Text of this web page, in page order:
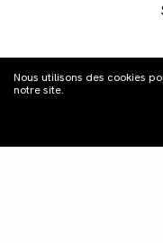
Nous utilisons des cookies
notre site.